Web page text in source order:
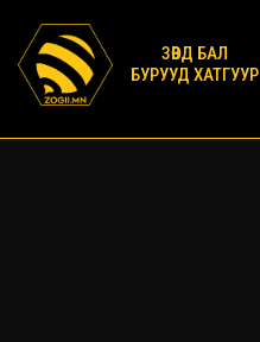
ЗӨВД БАЛ
БУРУУД ХАТГУУР